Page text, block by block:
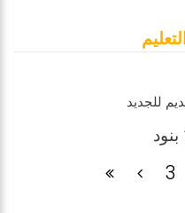
للجديد
3